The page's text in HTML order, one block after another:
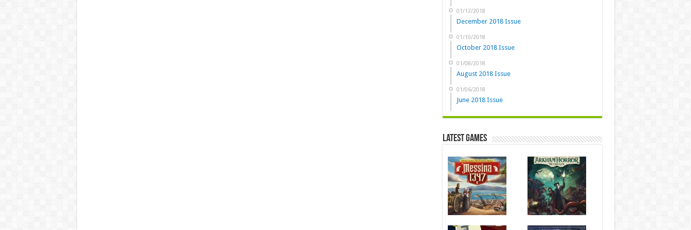
01/12/2018
December 2018 Issue
01/10/2018
October 2018 Issue
01/08/2018
August 2018 Issue
01/06/2018
June 2018 Issue
Latest Games